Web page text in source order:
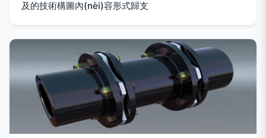
及的技術構圖內(nèi)容形式歸支